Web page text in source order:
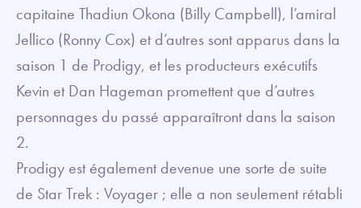
capitaine Thadiun Okona (Billy Campbell), l’amiral
Jellico (Ronny Cox) et d’autres sont apparus dans la
saison 1 de Prodigy, et les producteurs exécutifs
Kevin et Dan Hageman promettent que d’autres
personnages du passé apparaîtront dans la saison
2.
Prodigy est également devenue une sorte de suite
de Star Trek : Voyager ; elle a non seulement rétabli